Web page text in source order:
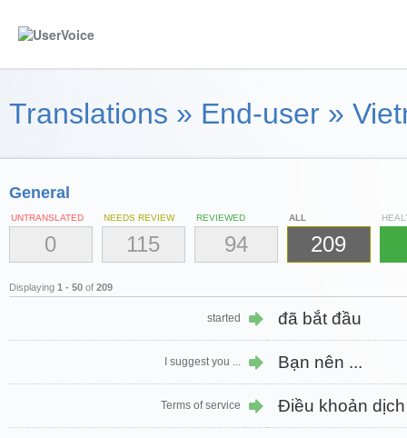
Translations » End-user »
General
UNTRANSLATED
0
NEEDS REVIEW
115
REVIEWED
94
ALL
209
Displaying 1 - 50 of 209
started đã bắt đầu
I suggest you ... Bạn nên ...
Terms of service Điều khoản